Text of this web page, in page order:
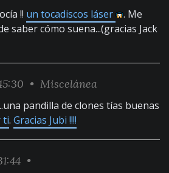
!! un tocadiscos láser
. Me
saber cómo suena...(gracias Jack
• Miscelánea
pandilla de clones tías buenas
ti. Gracias Jubi !!!!
•